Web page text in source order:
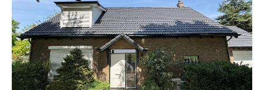
Bekijk project